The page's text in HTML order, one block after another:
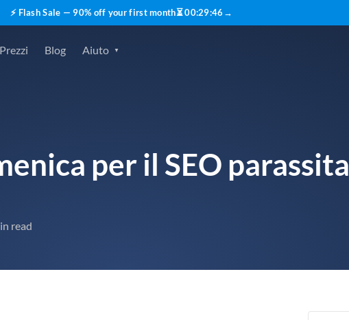
⚡ Flash Sale — 90% off your first month⏳00:29:45 →
Prezzi Blog Aiuto
per il SEO parassita
read